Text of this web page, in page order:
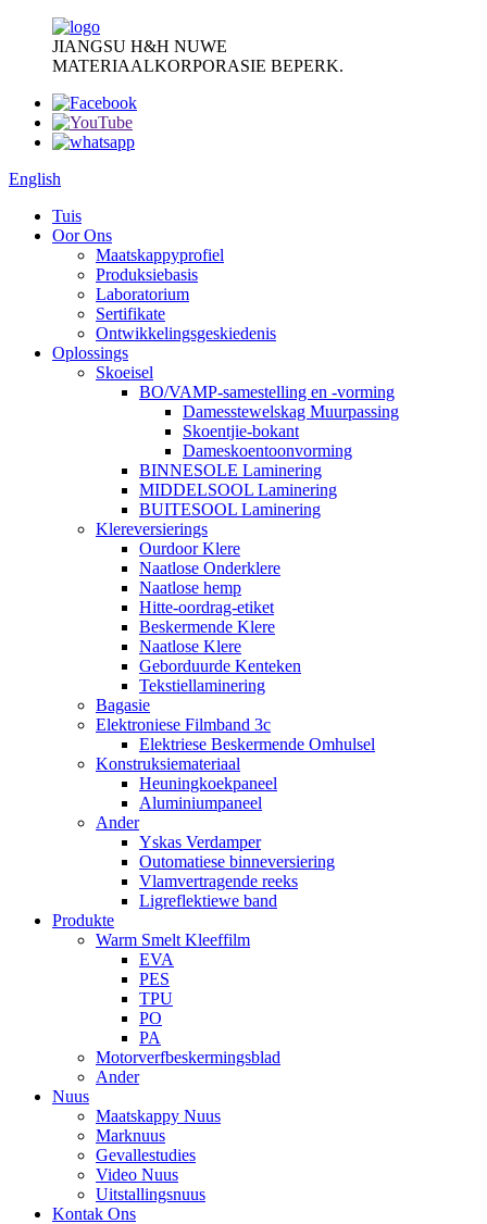
JIANGSU H&H NUWE
MATERIAALKORPORASIE BEPERK.
English
Tuis
Oor Ons
Maatskappyprofiel
Produksiebasis
Laboratorium
Sertifikate
Ontwikkelingsgeskiedenis
Oplossings
Skoeisel
BO/VAMP-samestelling en -vorming
Damesstewelskag Muurpassing
Skoentjie-bokant
Dameskoentoonvorming
BINNESOLE Laminering
MIDDELSOOL Laminering
BUITESOOL Laminering
Klereversierings
Ourdoor Klere
Naatlose Onderklere
Naatlose hemp
Hitte-oordrag-etiket
Beskermende Klere
Naatlose Klere
Geborduurde Kenteken
Tekstiellaminering
Bagasie
Elektroniese Filmband 3c
Elektriese Beskermende Omhulsel
Konstruksiemateriaal
Heuningkoekpaneel
Aluminiumpaneel
Ander
Yskas Verdamper
Outomatiese binneversiering
Vlamvertragende reeks
Ligreflektiewe band
Produkte
Warm Smelt Kleeffilm
EVA
PES
TPU
PO
PA
Motorverfbeskermingsblad
Ander
Nuus
Maatskappy Nuus
Marknuus
Gevallestudies
Video Nuus
Uitstallingsnuus
Kontak Ons